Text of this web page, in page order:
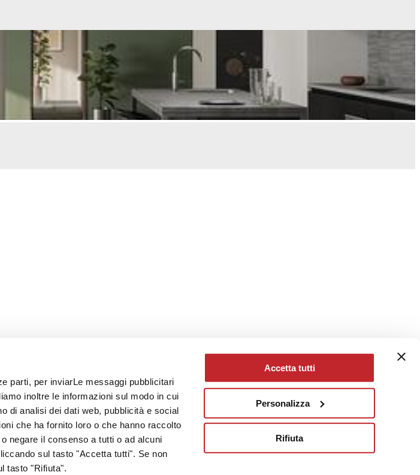
parti, per inviarLe messaggi pubblicitari
inoltre le informazioni sul modo in cui
di analisi dei dati web, pubblicità e social
che ha fornito loro o che hanno raccolto
negare il consenso a tutti o ad alcuni
sul tasto "Accetta tutti". Se non
tasto "Rifiuta".
Accetta tutti
Personalizza
Rifiuta